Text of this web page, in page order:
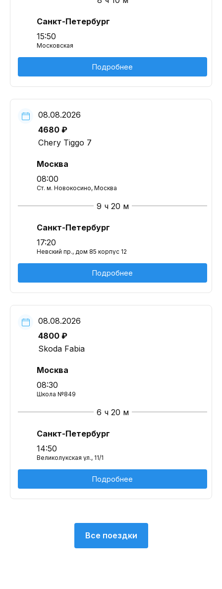
Санкт-Петербург
15:50
Московская
Подробнее
08.08.2026
4680 ₽
Chery Tiggo 7
Москва
08:00
Ст. м. Новокосино, Москва
9 ч 20 м
Санкт-Петербург
17:20
Невский пр., дом 85 корпус 12
Подробнее
08.08.2026
4800 ₽
Skoda Fabia
Москва
08:30
Школа №849
6 ч 20 м
Санкт-Петербург
14:50
Великолукская ул., 11/1
Подробнее
Все поездки